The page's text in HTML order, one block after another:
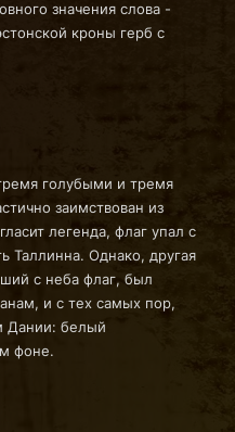
значения слова -
кроны герб с
голубыми и тремя
заимствован из
легенда, флаг упал с
Таллинна. Однако, другая
с неба флаг, был
и с тех самых пор,
Дании: белый
фоне.